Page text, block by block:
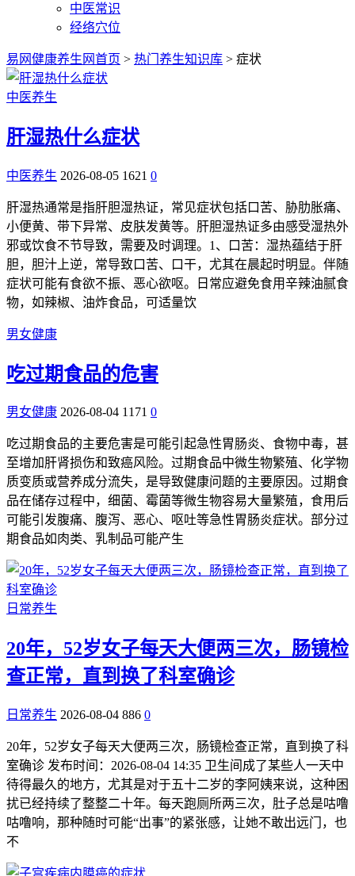
中医常识
经络穴位
易网健康养生网首页 > 热门养生知识库 > 症状
中医养生
肝湿热什么症状
中医养生 2026-08-05 1621 0
肝湿热通常是指肝胆湿热证，常见症状包括口苦、胁肋胀痛、
小便黄、带下异常、皮肤发黄等。肝胆湿热证多由感受湿热外
邪或饮食不节导致，需要及时调理。1、口苦：湿热蕴结于肝
胆，胆汁上逆，常导致口苦、口干，尤其在晨起时明显。伴随
症状可能有食欲不振、恶心欲呕。日常应避免食用辛辣油腻食
物，如辣椒、油炸食品，可适量饮
男女健康
吃过期食品的危害
男女健康 2026-08-04 1171 0
吃过期食品的主要危害是可能引起急性胃肠炎、食物中毒，甚
至增加肝肾损伤和致癌风险。过期食品中微生物繁殖、化学物
质变质或营养成分流失，是导致健康问题的主要原因。过期食
品在储存过程中，细菌、霉菌等微生物容易大量繁殖，食用后
可能引发腹痛、腹泻、恶心、呕吐等急性胃肠炎症状。部分过
期食品如肉类、乳制品可能产生
日常养生
20年，52岁女子每天大便两三次，肠镜检
查正常，直到换了科室确诊
日常养生 2026-08-04 886 0
20年，52岁女子每天大便两三次，肠镜检查正常，直到换了科
室确诊 发布时间：2026-08-04 14:35 卫生间成了某些人一天中
待得最久的地方，尤其是对于五十二岁的李阿姨来说，这种困
扰已经持续了整整二十年。每天跑厕所两三次，肚子总是咕噜
咕噜响，那种随时可能“出事”的紧张感，让她不敢出远门，也
不